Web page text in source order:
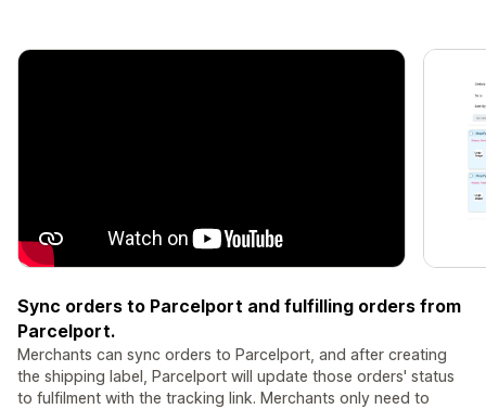
Sync orders to Parcelport and fulfilling orders from
Parcelport.
Merchants can sync orders to Parcelport, and after creating
the shipping label, Parcelport will update those orders' status
to fulfilment with the tracking link. Merchants only need to